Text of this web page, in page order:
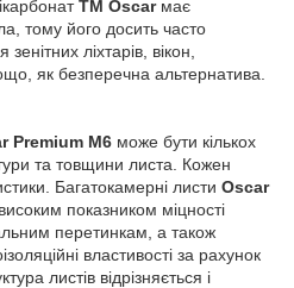
ТМ Oscarмає
тому його досить часто
ліхтарів, вікон,
як безперечна альтернатива.
Premium M6 може бути кількох
та товщини листа. Кожен
Багатокамерні листи Oscar
показником міцності
перетинкам, а також
властивості за рахунок
листів відрізняється і